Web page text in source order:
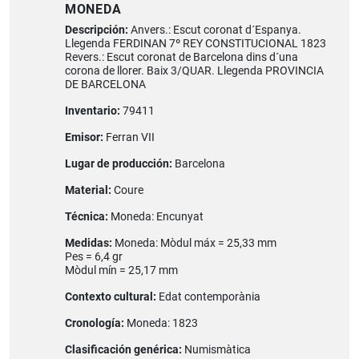
MONEDA
Descripción: Anvers.: Escut coronat d´Espanya.
Llegenda FERDINAN 7º REY CONSTITUCIONAL 1823
Revers.: Escut coronat de Barcelona dins d´una
corona de llorer. Baix 3/QUAR. Llegenda PROVINCIA
DE BARCELONA
Inventario: 79411
Emisor: Ferran VII
Lugar de producción: Barcelona
Material: Coure
Técnica: Moneda: Encunyat
Medidas: Moneda: Mòdul máx = 25,33 mm
Pes = 6,4 gr
Mòdul mín = 25,17 mm
Contexto cultural: Edat contemporània
Cronología: Moneda: 1823
Clasificación genérica: Numismàtica